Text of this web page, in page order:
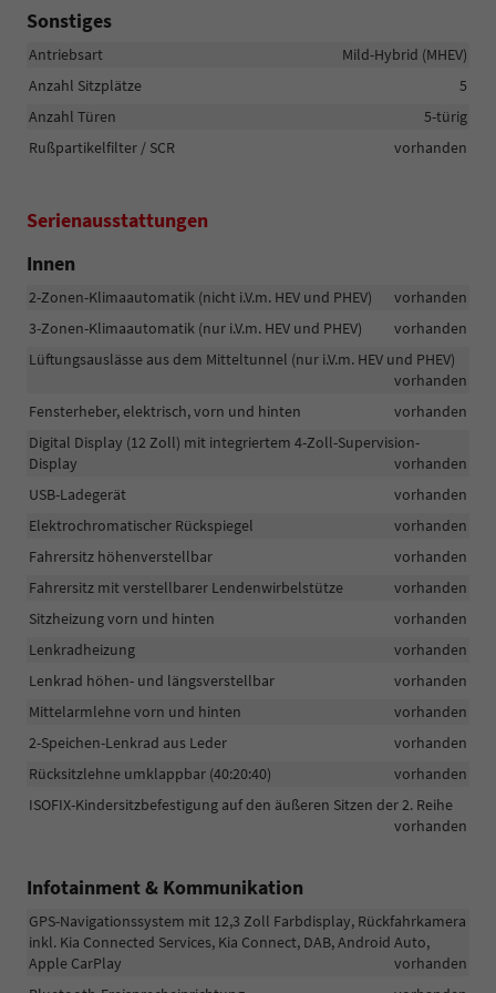
Sonstiges
Antriebsart
Mild-Hybrid (MHEV)
Anzahl Sitzplätze
5
Anzahl Türen
5-türig
Rußpartikelfilter / SCR
vorhanden
Serienausstattungen
Innen
2-Zonen-Klimaautomatik (nicht i.V.m. HEV und PHEV)
vorhanden
3-Zonen-Klimaautomatik (nur i.V.m. HEV und PHEV)
vorhanden
Lüftungsauslässe aus dem Mitteltunnel (nur i.V.m. HEV und PHEV)
vorhanden
Fensterheber, elektrisch, vorn und hinten
vorhanden
Digital Display (12 Zoll) mit integriertem 4-Zoll-Supervision-
Display
vorhanden
USB-Ladegerät
vorhanden
Elektrochromatischer Rückspiegel
vorhanden
Fahrersitz höhenverstellbar
vorhanden
Fahrersitz mit verstellbarer Lendenwirbelstütze
vorhanden
Sitzheizung vorn und hinten
vorhanden
Lenkradheizung
vorhanden
Lenkrad höhen- und längsverstellbar
vorhanden
Mittelarmlehne vorn und hinten
vorhanden
2-Speichen-Lenkrad aus Leder
vorhanden
Rücksitzlehne umklappbar (40:20:40)
vorhanden
ISOFIX-Kindersitzbefestigung auf den äußeren Sitzen der 2. Reihe
vorhanden
Infotainment & Kommunikation
GPS-Navigationssystem mit 12,3 Zoll Farbdisplay, Rückfahrkamera
inkl. Kia Connected Services, Kia Connect, DAB, Android Auto,
Apple CarPlay
vorhanden